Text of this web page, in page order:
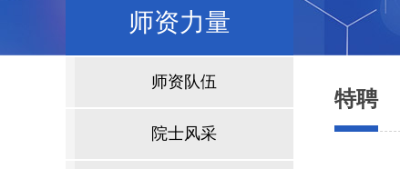
师资力量
师资队伍
院士风采
特聘